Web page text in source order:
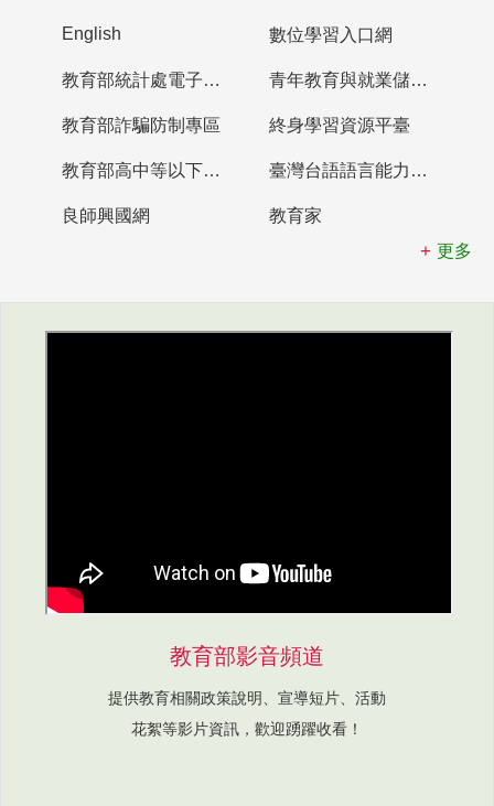
English 數位學習入口網
教育部統計處電子書櫃 青年教育與就業儲蓄帳戶
教育部詐騙防制專區 終身學習資源平臺
教育部高中等以下學校及幼兒園教師資格檢定考試 臺灣台語語言能力認證網站
良師興國網
教育家
更多
教育部影音頻道
提供教育相關政策說明、宣導短片、活動
花絮等影片資訊，歡迎踴躍收看！